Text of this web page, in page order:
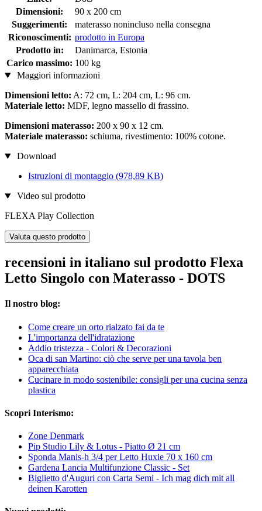
Dimensioni:
90 x 200 cm
Suggerimenti:
materasso nonincluso nella consegna
Riconoscimenti: prodotto in Europa
Prodotto in:
Danimarca, Estonia
Carico massimo: 100 kg
Maggiori informazioni
Dimensioni letto: A: 72 cm, L: 204 cm, L: 96 cm.
Materiale letto: MDF, legno massello di frassino.
Dimensioni materasso: 200 x 90 x 12 cm.
Materiale materasso: schiuma, rivestimento: 100% cotone.
Download
Istruzioni di montaggio (978,89 KB)
Video sul prodotto
FLEXA Play Collection
Valuta questo prodotto
recensioni in italiano sul prodotto Flexa
Letto Singolo con Materasso - DOTS
Il nostro blog:
Come creare un orto rialzato fai da te
L'importanza dell'idratazione
Addio tristezza - Colori & Decorazioni
Oca di san Martino: ciò che serve per una tavola ben
apparecchiata
Cucinare in modo sostenibile: consigli per una cucina senza
plastica
Scopri Interismo:
Zone Denmark
Pip Studio Lily & Lotus - Piatto Ø 21 cm
Sponda Manis-h 3/4 per Letto Huxie 70 x 160 cm
Gardena Lancia Multifunzione Classic - Set
Biglietto d'Auguri con Carta Semi - Ich mag dich mit all
deinen Karotten